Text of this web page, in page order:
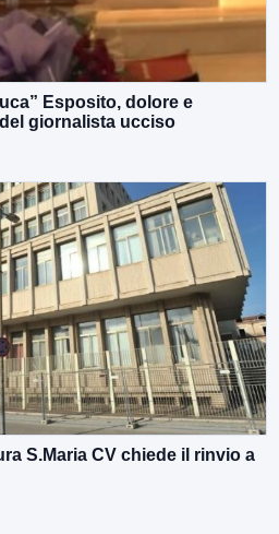
Esposito, dolore e
giornalista ucciso
S.Maria CV chiede il rinvio a